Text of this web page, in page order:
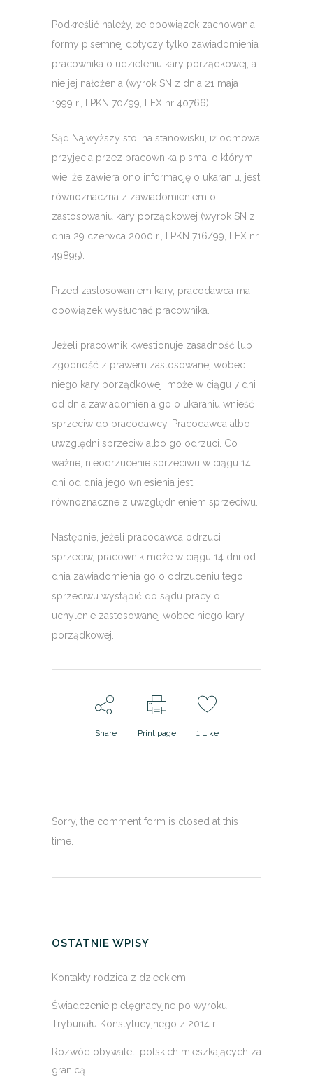
Podkreślić należy, że obowiązek zachowania
formy pisemnej dotyczy tylko zawiadomienia
pracownika o udzieleniu kary porządkowej, a
nie jej nałożenia (wyrok SN z dnia 21 maja
1999 r., I PKN 70/99, LEX nr 40766).
Sąd Najwyższy stoi na stanowisku, iż odmowa
przyjęcia przez pracownika pisma, o którym
wie, że zawiera ono informację o ukaraniu, jest
równoznaczna z zawiadomieniem o
zastosowaniu kary porządkowej (wyrok SN z
dnia 29 czerwca 2000 r., I PKN 716/99, LEX nr
49895).
Przed zastosowaniem kary, pracodawca ma
obowiązek wysłuchać pracownika.
Jeżeli pracownik kwestionuje zasadność lub
zgodność z prawem zastosowanej wobec
niego kary porządkowej, może w ciągu 7 dni
od dnia zawiadomienia go o ukaraniu wnieść
sprzeciw do pracodawcy. Pracodawca albo
uwzględni sprzeciw albo go odrzuci. Co
ważne, nieodrzucenie sprzeciwu w ciągu 14
dni od dnia jego wniesienia jest
równoznaczne z uwzględnieniem sprzeciwu.
Następnie, jeżeli pracodawca odrzuci
sprzeciw, pracownik może w ciągu 14 dni od
dnia zawiadomienia go o odrzuceniu tego
sprzeciwu wystąpić do sądu pracy o
uchylenie zastosowanej wobec niego kary
porządkowej.
Share Print page 1Like
Sorry, the comment form is closed at this
time.
OSTATNIE WPISY
Kontakty rodzica z dzieckiem
Świadczenie pielęgnacyjne po wyroku
Trybunału Konstytucyjnego z 2014 r.
Rozwód obywateli polskich mieszkających za
granicą.